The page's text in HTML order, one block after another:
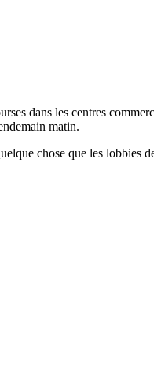
dans les centres
matin.
chose que les lobbies